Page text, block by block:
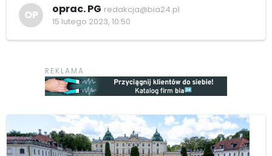
OP oprac. PG redakcja@bia24.pl
15 lutego 2023, 10:50